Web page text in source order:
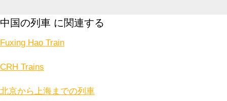
中国の列車 に関連する
Fuxing Hao Train
CRH Trains
北京から上海までの列車